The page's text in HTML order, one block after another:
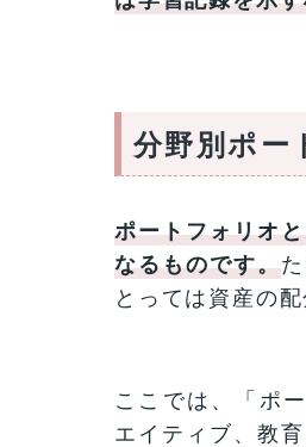
分野別ポー
ポートフォリオ
なるものです。
とっては資産の
ここでは、「ポ
エイティブ、教